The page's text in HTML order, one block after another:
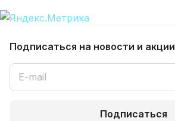
Подписаться на новости и акции
Подписаться